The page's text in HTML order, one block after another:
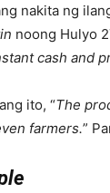
nakita ng
noong Hulyo
cash and
ito, “The
farmers.”